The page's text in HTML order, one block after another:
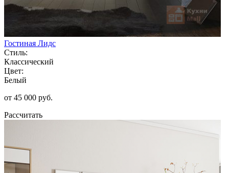
Гостиная Лидс
Стиль:
Классический
Цвет:
Белый
от 45 000 руб.
Рассчитать